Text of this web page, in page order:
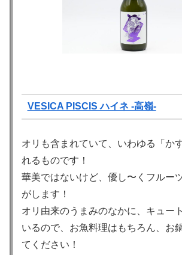
VESICA PISCIS ハイネ -高嶺-
オリも含まれていて、いわゆる「か
れるものです！
華美ではないけど、優し〜くフルー
がします！
オリ由来のうまみのなかに、キュー
いるので、お魚料理はもちろん、お
てください！